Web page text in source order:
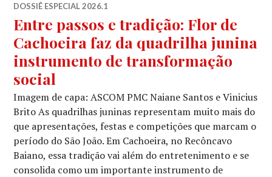
DOSSIÊ ESPECIAL 2026.1
Entre passos e tradição: Flor de
Cachoeira faz da quadrilha junina
instrumento de transformação
social
Imagem de capa: ASCOM PMC Naiane Santos e Vinicius
Brito As quadrilhas juninas representam muito mais do
que apresentações, festas e competições que marcam o
período do São João. Em Cachoeira, no Recôncavo
Baiano, essa tradição vai além do entretenimento e se
consolida como um importante instrumento de